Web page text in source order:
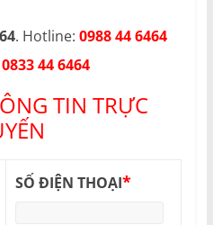
. Hotline: 0988 44 6464
0833 44 6464
TIN TRỰC
SỐ ĐIỆN THOẠI*